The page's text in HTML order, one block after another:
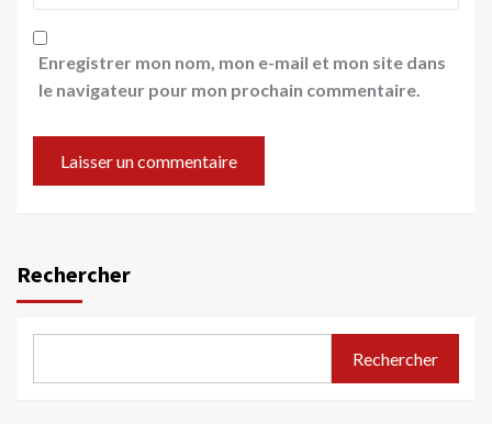
Enregistrer mon nom, mon e-mail et mon site dans
le navigateur pour mon prochain commentaire.
Rechercher
Rechercher